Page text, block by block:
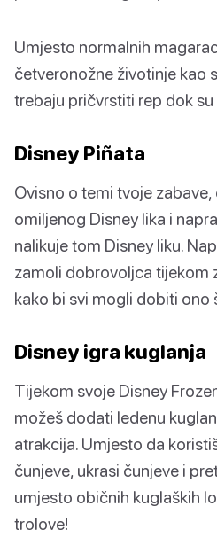
Umjesto normalnih
četveronožne životinje kao
trebaju pričvrstiti rep dok
Disney Piñata
Ovisno o temi tvoje
omiljenog Disney lika i
nalikuje tom Disney liku.
zamoli dobrovoljca tijekom
kako bi svi mogli dobiti ono
Disney igra kuglanja
Tijekom svoje Disney
možeš dodati ledenu
atrakcija. Umjesto da
čunjeve, ukrasi čunjeve i
umjesto običnih kuglaških
trolove!